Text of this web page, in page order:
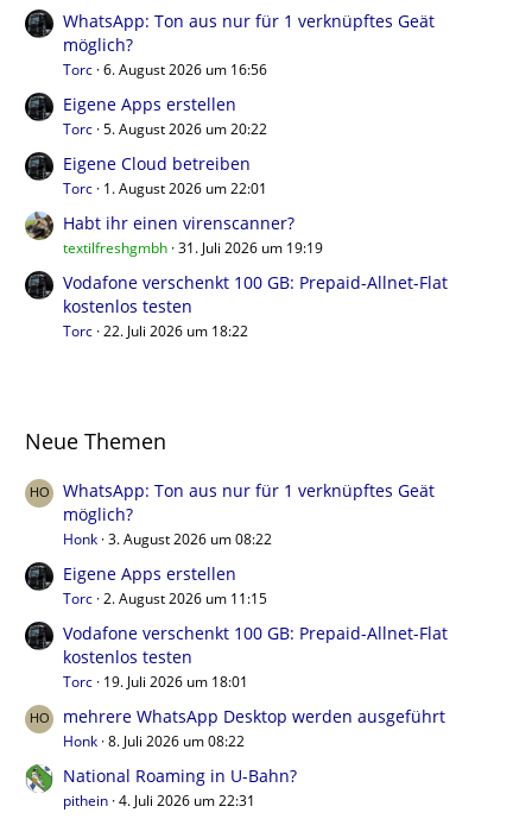
WhatsApp: Ton aus nur für 1 verknüpftes Geät
möglich?
Torc 6. August 2026 um 16:56
Eigene Apps erstellen
Torc 5. August 2026 um 20:22
Eigene Cloud betreiben
Torc 1. August 2026 um 22:01
Habt ihr einen virenscanner?
textilfreshgmbh 31. Juli 2026 um 19:19
Vodafone verschenkt 100 GB: Prepaid-Allnet-Flat
kostenlos testen
Torc 22. Juli 2026 um 18:22
Neue Themen
WhatsApp: Ton aus nur für 1 verknüpftes Geät
möglich?
Honk 3. August 2026 um 08:22
Eigene Apps erstellen
Torc 2. August 2026 um 11:15
Vodafone verschenkt 100 GB: Prepaid-Allnet-Flat
kostenlos testen
Torc 19. Juli 2026 um 18:01
mehrere WhatsApp Desktop werden ausgeführt
Honk 8. Juli 2026 um 08:22
National Roaming in U-Bahn?
pithein 4. Juli 2026 um 22:31